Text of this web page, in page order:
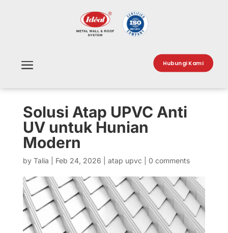
Hubungi Kami
Solusi Atap UPVC Anti
UV untuk Hunian
Modern
by Talia Feb 24, 2026 atap upvc 0 comments